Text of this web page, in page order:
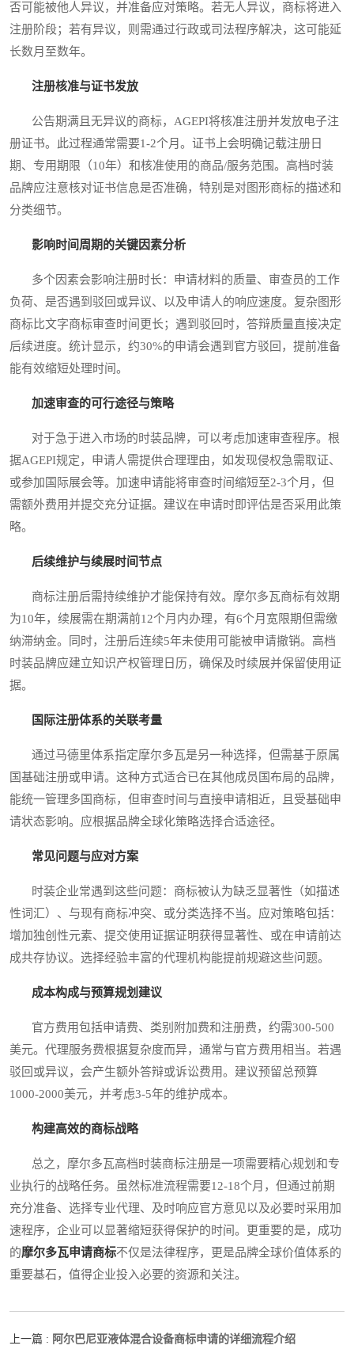
否可能被他人异议，并准备应对策略。若无人异议，商标将进入
注册阶段；若有异议，则需通过行政或司法程序解决，这可能延
长数月至数年。
注册核准与证书发放
公告期满且无异议的商标，AGEPI将核准注册并发放电子注
册证书。此过程通常需要1-2个月。证书上会明确记载注册日
期、专用期限（10年）和核准使用的商品/服务范围。高档时装
品牌应注意核对证书信息是否准确，特别是对图形商标的描述和
分类细节。
影响时间周期的关键因素分析
多个因素会影响注册时长：申请材料的质量、审查员的工作
负荷、是否遇到驳回或异议、以及申请人的响应速度。复杂图形
商标比文字商标审查时间更长；遇到驳回时，答辩质量直接决定
后续进度。统计显示，约30%的申请会遇到官方驳回，提前准备
能有效缩短处理时间。
加速审查的可行途径与策略
对于急于进入市场的时装品牌，可以考虑加速审查程序。根
据AGEPI规定，申请人需提供合理理由，如发现侵权急需取证、
或参加国际展会等。加速申请能将审查时间缩短至2-3个月，但
需额外费用并提交充分证据。建议在申请时即评估是否采用此策
略。
后续维护与续展时间节点
商标注册后需持续维护才能保持有效。摩尔多瓦商标有效期
为10年，续展需在期满前12个月内办理，有6个月宽限期但需缴
纳滞纳金。同时，注册后连续5年未使用可能被申请撤销。高档
时装品牌应建立知识产权管理日历，确保及时续展并保留使用证
据。
国际注册体系的关联考量
通过马德里体系指定摩尔多瓦是另一种选择，但需基于原属
国基础注册或申请。这种方式适合已在其他成员国布局的品牌，
能统一管理多国商标，但审查时间与直接申请相近，且受基础申
请状态影响。应根据品牌全球化策略选择合适途径。
常见问题与应对方案
时装企业常遇到这些问题：商标被认为缺乏显著性（如描述
性词汇）、与现有商标冲突、或分类选择不当。应对策略包括：
增加独创性元素、提交使用证据证明获得显著性、或在申请前达
成共存协议。选择经验丰富的代理机构能提前规避这些问题。
成本构成与预算规划建议
官方费用包括申请费、类别附加费和注册费，约需300-500
美元。代理服务费根据复杂度而异，通常与官方费用相当。若遇
驳回或异议，会产生额外答辩或诉讼费用。建议预留总预算
1000-2000美元，并考虑3-5年的维护成本。
构建高效的商标战略
总之，摩尔多瓦高档时装商标注册是一项需要精心规划和专
业执行的战略任务。虽然标准流程需要12-18个月，但通过前期
充分准备、选择专业代理、及时响应官方意见以及必要时采用加
速程序，企业可以显著缩短获得保护的时间。更重要的是，成功
的摩尔多瓦申请商标不仅是法律程序，更是品牌全球价值体系的
重要基石，值得企业投入必要的资源和关注。
上一篇 : 阿尔巴尼亚液体混合设备商标申请的详细流程介绍